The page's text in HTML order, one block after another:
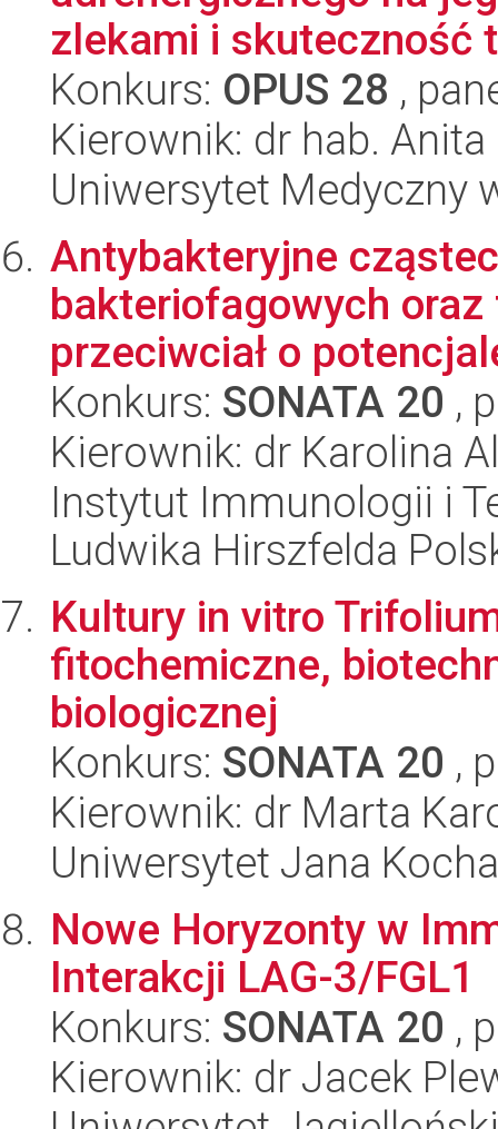
zlekami i skuteczność
Konkurs: OPUS 28 ,
Kierownik: dr hab. Anita
Uniwersytet Medyczny
Antybakteryjne
bakteriofagowych
przeciwciał o
Konkurs: SONATA 20 ,
Kierownik: dr Karolina
Instytut Immunologii i
Ludwika Hirszfelda
Kultury in vitro
fitochemiczne,
biologicznej
Konkurs: SONATA 20 ,
Kierownik: dr Marta
Uniwersytet Jana
Nowe Horyzonty w
Interakcji LAG-3/FGL1
Konkurs: SONATA 20 ,
Kierownik: dr Jacek